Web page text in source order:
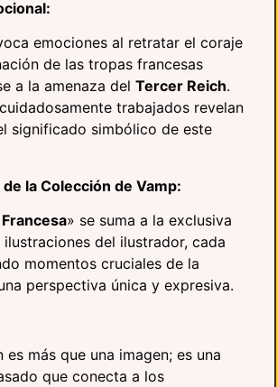
emociones al retratar el coraje
de las tropas francesas
a la amenaza del Tercer Reich.
trabajados revelan
significado simbólico de este
la Colección de Vamp:
» se suma a la exclusiva
del ilustrador, cada
momentos cruciales de la
perspectiva única y expresiva.
es más que una imagen; es una
que conecta a los